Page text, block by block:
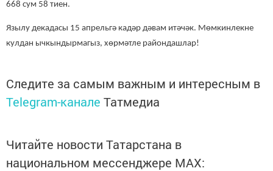
668 сум 58 тиен.
Язылу декадасы 15 апрельгә кадәр дәвам итәчәк. Мөмкинлекне
кулдан ычкындырмагыз, хөрмәтле райондашлар!
Следите за самым важным и интересным в
Telegram-канале Татмедиа
Читайте новости Татарстана в
национальном мессенджере MАХ: